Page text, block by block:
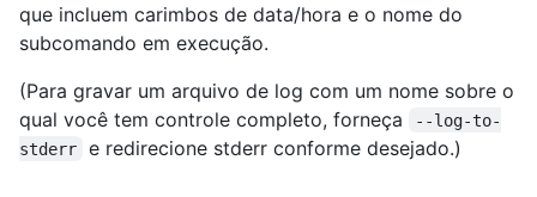
que incluem carimbos de data/hora e o nome do
subcomando em execução.
(Para gravar um arquivo de log com um nome sobre o
qual você tem controle completo, forneça
--log-to-
stderr
e redirecione stderr conforme desejado.)